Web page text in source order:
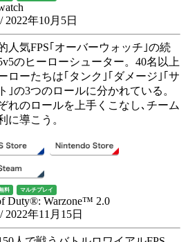
2022年10月5日
人気FPS｢オーバーウォッチ｣の続
のヒーローシューター。40名以上
ローたちは｢タンク｣｢ダメージ｣｢サ
｣の3つのロールに分かれている。
れのロールを上手くこなし､チーム
に導こう。
料 マルチプレイ
Duty®: Warzone™ 2.0
2022年11月15日